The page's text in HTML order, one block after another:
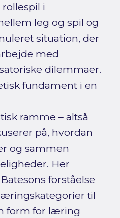
i
leg og spil og
situation, der
med
dilemmaer.
fundament i en
ramme – altså
på, hvordan
og sammen
Her
forståelse
til
form for læring